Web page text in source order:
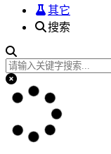
其它
搜索